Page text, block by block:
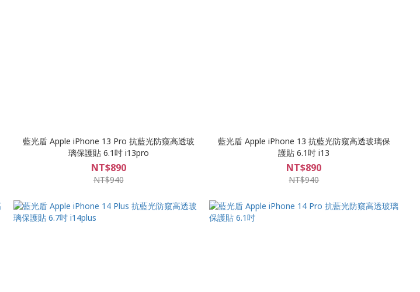
藍光盾 Apple iPhone 13 Pro 抗藍光防窺高透玻
璃保護貼 6.1吋 i13pro
NT$890
NT$940
藍光盾 Apple iPhone 13 抗藍光防窺高透玻璃保
護貼 6.1吋 i13
NT$890
NT$940